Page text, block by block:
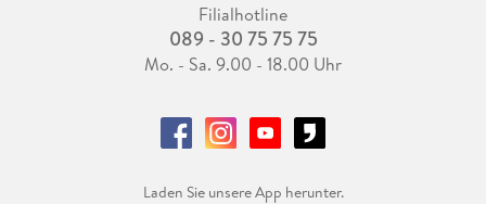
Filialhotline
089 - 30 75 75 75
Mo. - Sa. 9.00 - 18.00 Uhr
Laden Sie unsere App herunter.